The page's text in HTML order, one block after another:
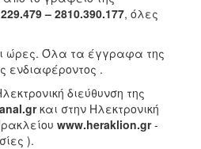
– 2810.390.177, όλες
ώρες. Όλα τα έγγραφα της
ενδιαφέροντος .
διεύθυνση της
και στην Ηλεκτρονική
www.heraklion.gr-
).